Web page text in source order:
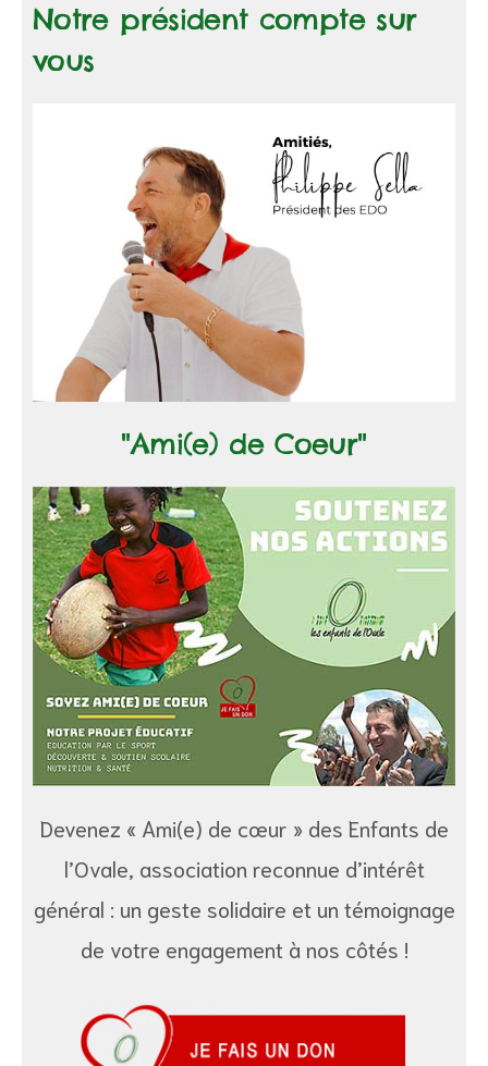
Notre président compte sur
vous
"Ami(e) de Coeur"
Devenez « Ami(e) de cœur » des Enfants de
l’Ovale, association reconnue d’intérêt
général : un geste solidaire et un témoignage
de votre engagement à nos côtés !